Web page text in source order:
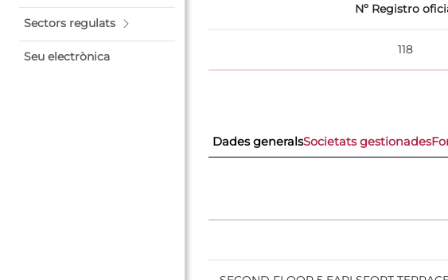
Sectors regulats
Seu electrònica
Nº Registro
118
Dades generalsSocietats gestionades